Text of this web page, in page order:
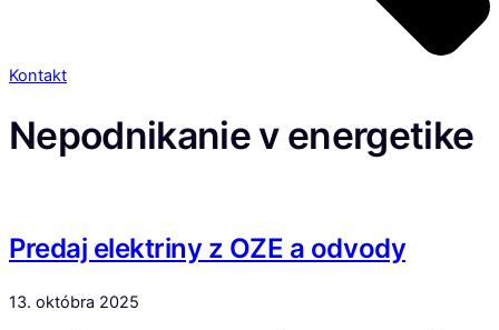
Kontakt
Nepodnikanie v energetike
Predaj elektriny z OZE a odvody
13. októbra 2025